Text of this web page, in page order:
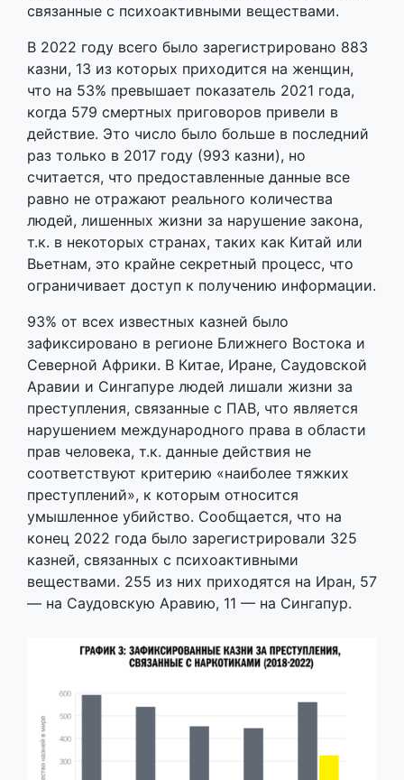
связанные с психоактивными веществами.
В 2022 году всего было зарегистрировано 883
казни, 13 из которых приходится на женщин,
что на 53% превышает показатель 2021 года,
когда 579 смертных приговоров привели в
действие. Это число было больше в последний
раз только в 2017 году (993 казни), но
считается, что предоставленные данные все
равно не отражают реального количества
людей, лишенных жизни за нарушение закона,
т.к. в некоторых странах, таких как Китай или
Вьетнам, это крайне секретный процесс, что
ограничивает доступ к получению информации.
93% от всех известных казней было
зафиксировано в регионе Ближнего Востока и
Северной Африки. В Китае, Иране, Саудовской
Аравии и Сингапуре людей лишали жизни за
преступления, связанные с ПАВ, что является
нарушением международного права в области
прав человека, т.к. данные действия не
соответствуют критерию «наиболее тяжких
преступлений», к которым относится
умышленное убийство. Сообщается, что на
конец 2022 года было зарегистрировали 325
казней, связанных с психоактивными
веществами. 255 из них приходятся на Иран, 57
— на Саудовскую Аравию, 11 — на Сингапур.